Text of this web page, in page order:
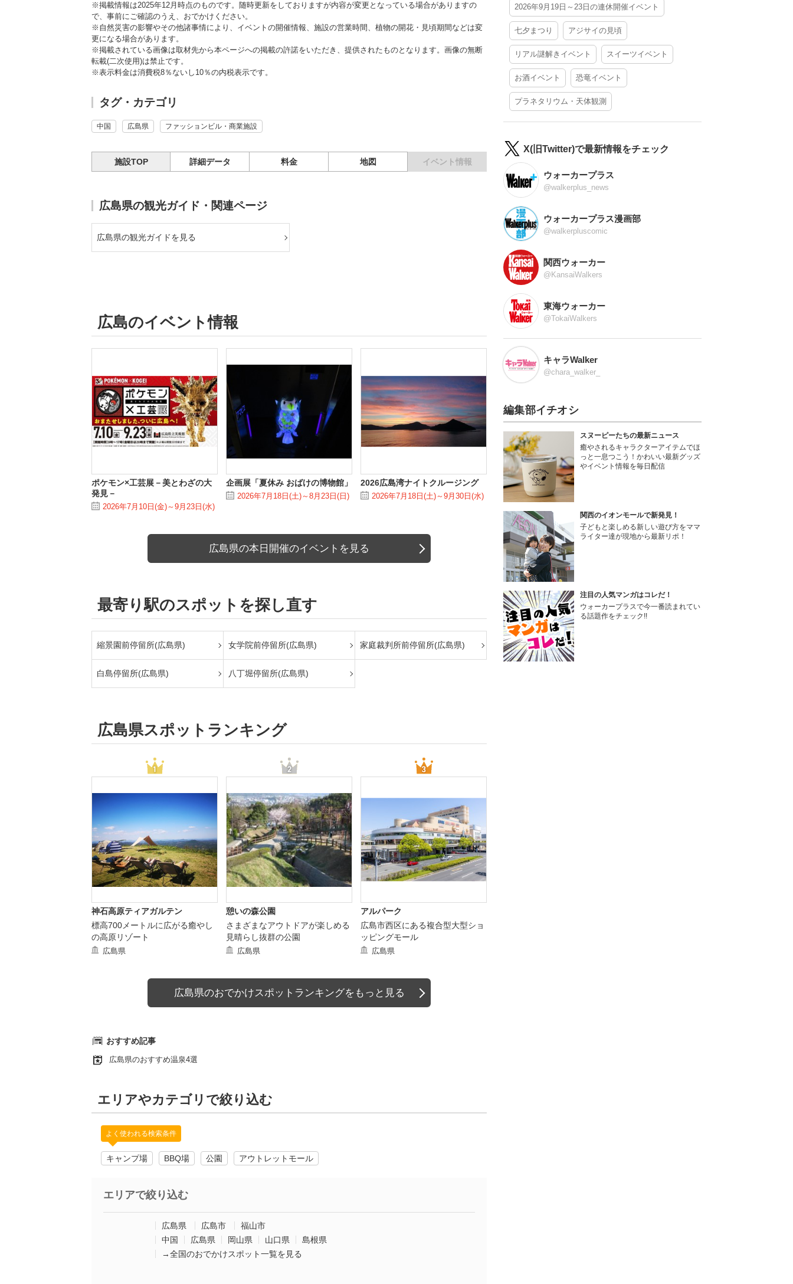
※掲載情報は2025年12月時点のものです。随時更新をしておりますが内容が変更となっている場合がありますの
で、事前にご確認のうえ、おでかけください。
※自然災害の影響やその他諸事情により、イベントの開催情報、施設の営業時間、植物の開花・見頃期間などは変
更になる場合があります。
※掲載されている画像は取材先から本ページへの掲載の許諾をいただき、提供されたものとなります。画像の無断
転載(二次使用)は禁止です。
※表示料金は消費税8％ないし10％の内税表示です。
タグ・カテゴリ
中国 広島県 ファッションビル・商業施設
施設TOP 詳細データ 料金 地図 イベント情報
広島県の観光ガイド・関連ページ
広島県の観光ガイドを見る
広島のイベント情報
ポケモン×工芸展－美とわざの大
発見－
2026年7月10日(金)～9月23日(水)
企画展「夏休み おばけの博物館」
2026年7月18日(土)～8月23日(日)
2026広島湾ナイトクルージング
2026年7月18日(土)～9月30日(水)
広島県の本日開催のイベントを見る
最寄り駅のスポットを探し直す
縮景園前停留所(広島県) 女学院前停留所(広島県) 家庭裁判所前停留所(広島県)
白島停留所(広島県) 八丁堀停留所(広島県)
広島県スポットランキング
神石高原ティアガルテン
標高700メートルに広がる癒やし
の高原リゾート
広島県
憩いの森公園
さまざまなアウトドアが楽しめる
見晴らし抜群の公園
広島県
アルパーク
広島市西区にある複合型大型ショ
ッピングモール
広島県
広島県のおでかけスポットランキングをもっと見る
おすすめ記事
広島県のおすすめ温泉4選
エリアやカテゴリで絞り込む
よく使われる検索条件
キャンプ場 BBQ場 公園 アウトレットモール
エリアで絞り込む
広島県 広島市
福山市
中国
広島県 岡山県 山口県
島根県
→全国のおでかけスポット一覧を見る
2026年9月19日～23日の連休開催イベント
七夕まつり アジサイの見頃
リアル謎解きイベント スイーツイベント
お酒イベント 恐竜イベント
プラネタリウム・天体観測
X(旧Twitter)で最新情報をチェック
ウォーカープラス
@walkerplus_news
ウォーカープラス漫画部
@walkerpluscomic
関西ウォーカー
@KansaiWalkers
東海ウォーカー
@TokaiWalkers
キャラWalker
@chara_walker_
編集部イチオシ
スヌーピーたちの最新ニュース
癒やされるキャラクターアイテムでほ
っと一息つこう！かわいい最新グッズ
やイベント情報を毎日配信
関西のイオンモールで新発見！
子どもと楽しめる新しい遊び方をママ
ライター達が現地から最新リポ！
注目の人気マンガはコレだ！
ウォーカープラスで今一番読まれてい
る話題作をチェック!!